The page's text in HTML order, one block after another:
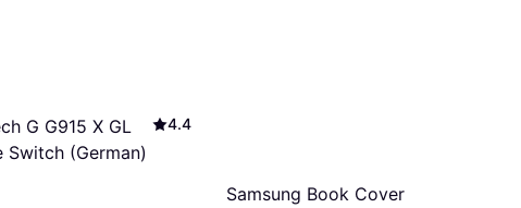
G G915 X GL
Switch (German)
4.4
Samsung Book Cover